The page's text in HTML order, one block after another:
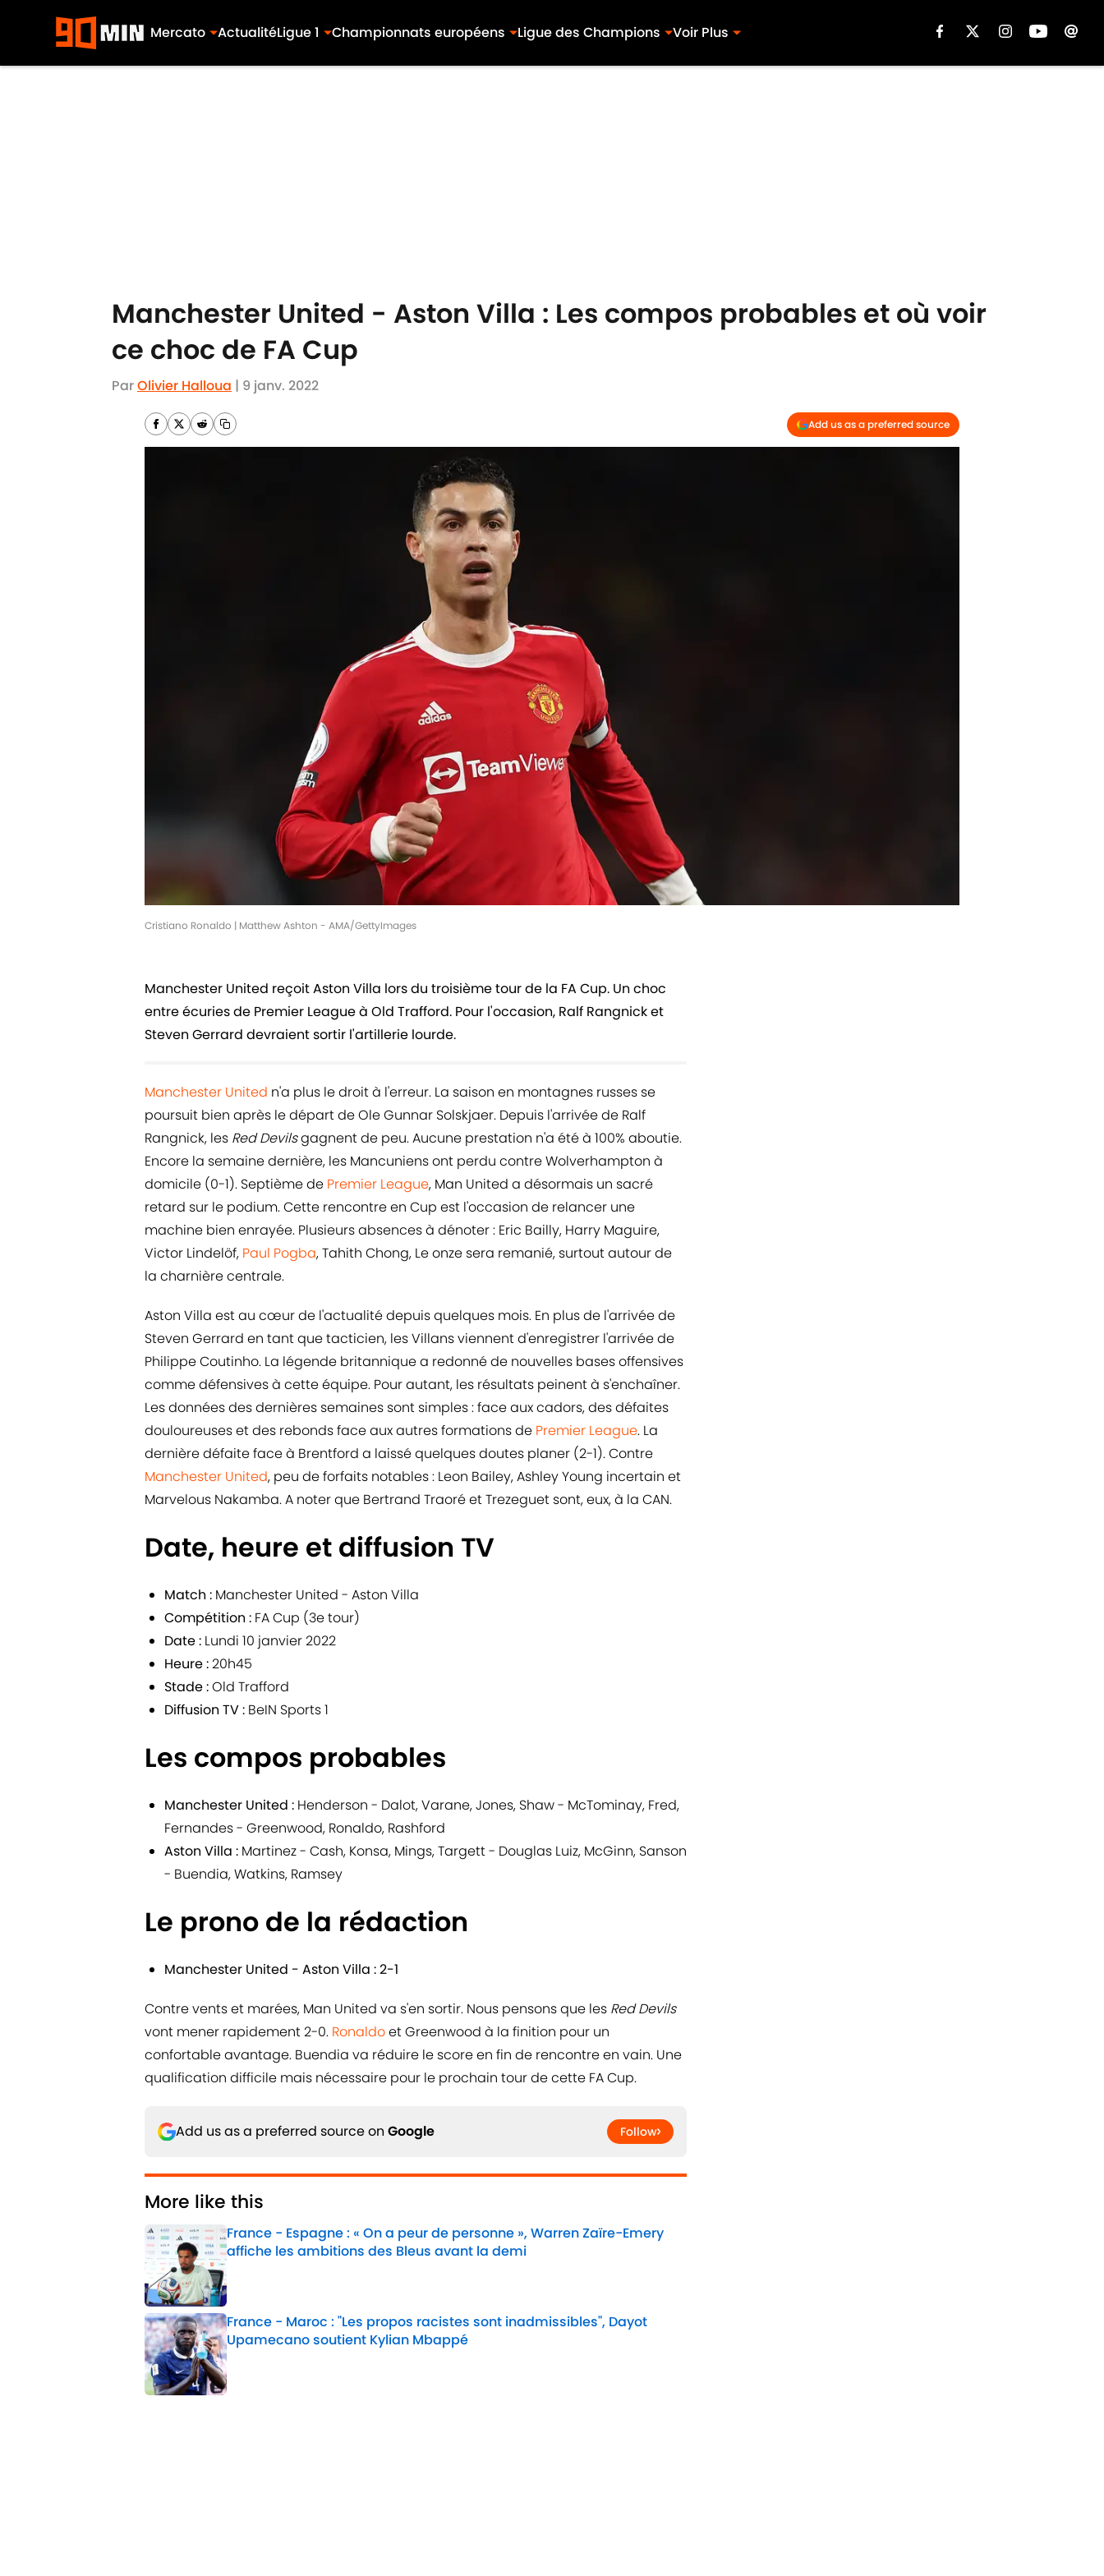
Mercato ActualitéLigue 1 Championnats européens Ligue des Champions Voir Plus
Manchester United - Aston Villa : Les compos probables et où voir
ce choc de FA Cup
ParOlivier Halloua | 9 janv. 2022
Add us as a preferred source
Cristiano Ronaldo | Matthew Ashton - AMA/GettyImages
Manchester United reçoit Aston Villa lors du troisième tour de la FA Cup. Un choc
entre écuries de Premier League à Old Trafford. Pour l'occasion, Ralf Rangnick et
Steven Gerrard devraient sortir l'artillerie lourde.
Manchester United n'a plus le droit à l'erreur. La saison en montagnes russes se
poursuit bien après le départ de Ole Gunnar Solskjaer. Depuis l'arrivée de Ralf
Rangnick, les Red Devilsgagnent de peu. Aucune prestation n'a été à 100% aboutie.
Encore la semaine dernière, les Mancuniens ont perdu contre Wolverhampton à
domicile (0-1). Septième de Premier League, Man United a désormais un sacré
retard sur le podium. Cette rencontre en Cup est l'occasion de relancer une
machine bien enrayée. Plusieurs absences à dénoter : Eric Bailly, Harry Maguire,
Victor Lindelöf, Paul Pogba, Tahith Chong, Le onze sera remanié, surtout autour de
la charnière centrale.
Aston Villa est au cœur de l'actualité depuis quelques mois. En plus de l'arrivée de
Steven Gerrard en tant que tacticien, les Villans viennent d'enregistrer l'arrivée de
Philippe Coutinho. La légende britannique a redonné de nouvelles bases offensives
comme défensives à cette équipe. Pour autant, les résultats peinent à s'enchaîner.
Les données des dernières semaines sont simples : face aux cadors, des défaites
douloureuses et des rebonds face aux autres formations de Premier League. La
dernière défaite face à Brentford a laissé quelques doutes planer (2-1). Contre
Manchester United, peu de forfaits notables : Leon Bailey, Ashley Young incertain et
Marvelous Nakamba. A noter que Bertrand Traoré et Trezeguet sont, eux, à la CAN.
Date, heure et diffusion TV
Match : Manchester United - Aston Villa
Compétition : FA Cup (3e tour)
Date : Lundi 10 janvier 2022
Heure :20h45
Stade :Old Trafford
Diffusion TV : BeIN Sports 1
Les compos probables
Manchester United : Henderson - Dalot, Varane, Jones, Shaw - McTominay, Fred,
Fernandes - Greenwood, Ronaldo, Rashford
Aston Villa : Martinez - Cash, Konsa, Mings, Targett - Douglas Luiz, McGinn, Sanson
- Buendia, Watkins, Ramsey
Le prono de la rédaction
Manchester United - Aston Villa : 2-1
Contre vents et marées, Man United va s'en sortir. Nous pensons que les Red Devils
vont mener rapidement 2-0. Ronaldoet Greenwood à la finition pour un
confortable avantage. Buendia va réduire le score en fin de rencontre en vain. Une
qualification difficile mais nécessaire pour le prochain tour de cette FA Cup.
Add us as a preferred source on Google Follow
More like this
France - Espagne : « On a peur de personne », Warren Zaïre-Emery
affiche les ambitions des Bleus avant la demi
France - Maroc : "Les propos racistes sont inadmissibles", Dayot
Upamecano soutient Kylian Mbappé
Published by on Invalid Date